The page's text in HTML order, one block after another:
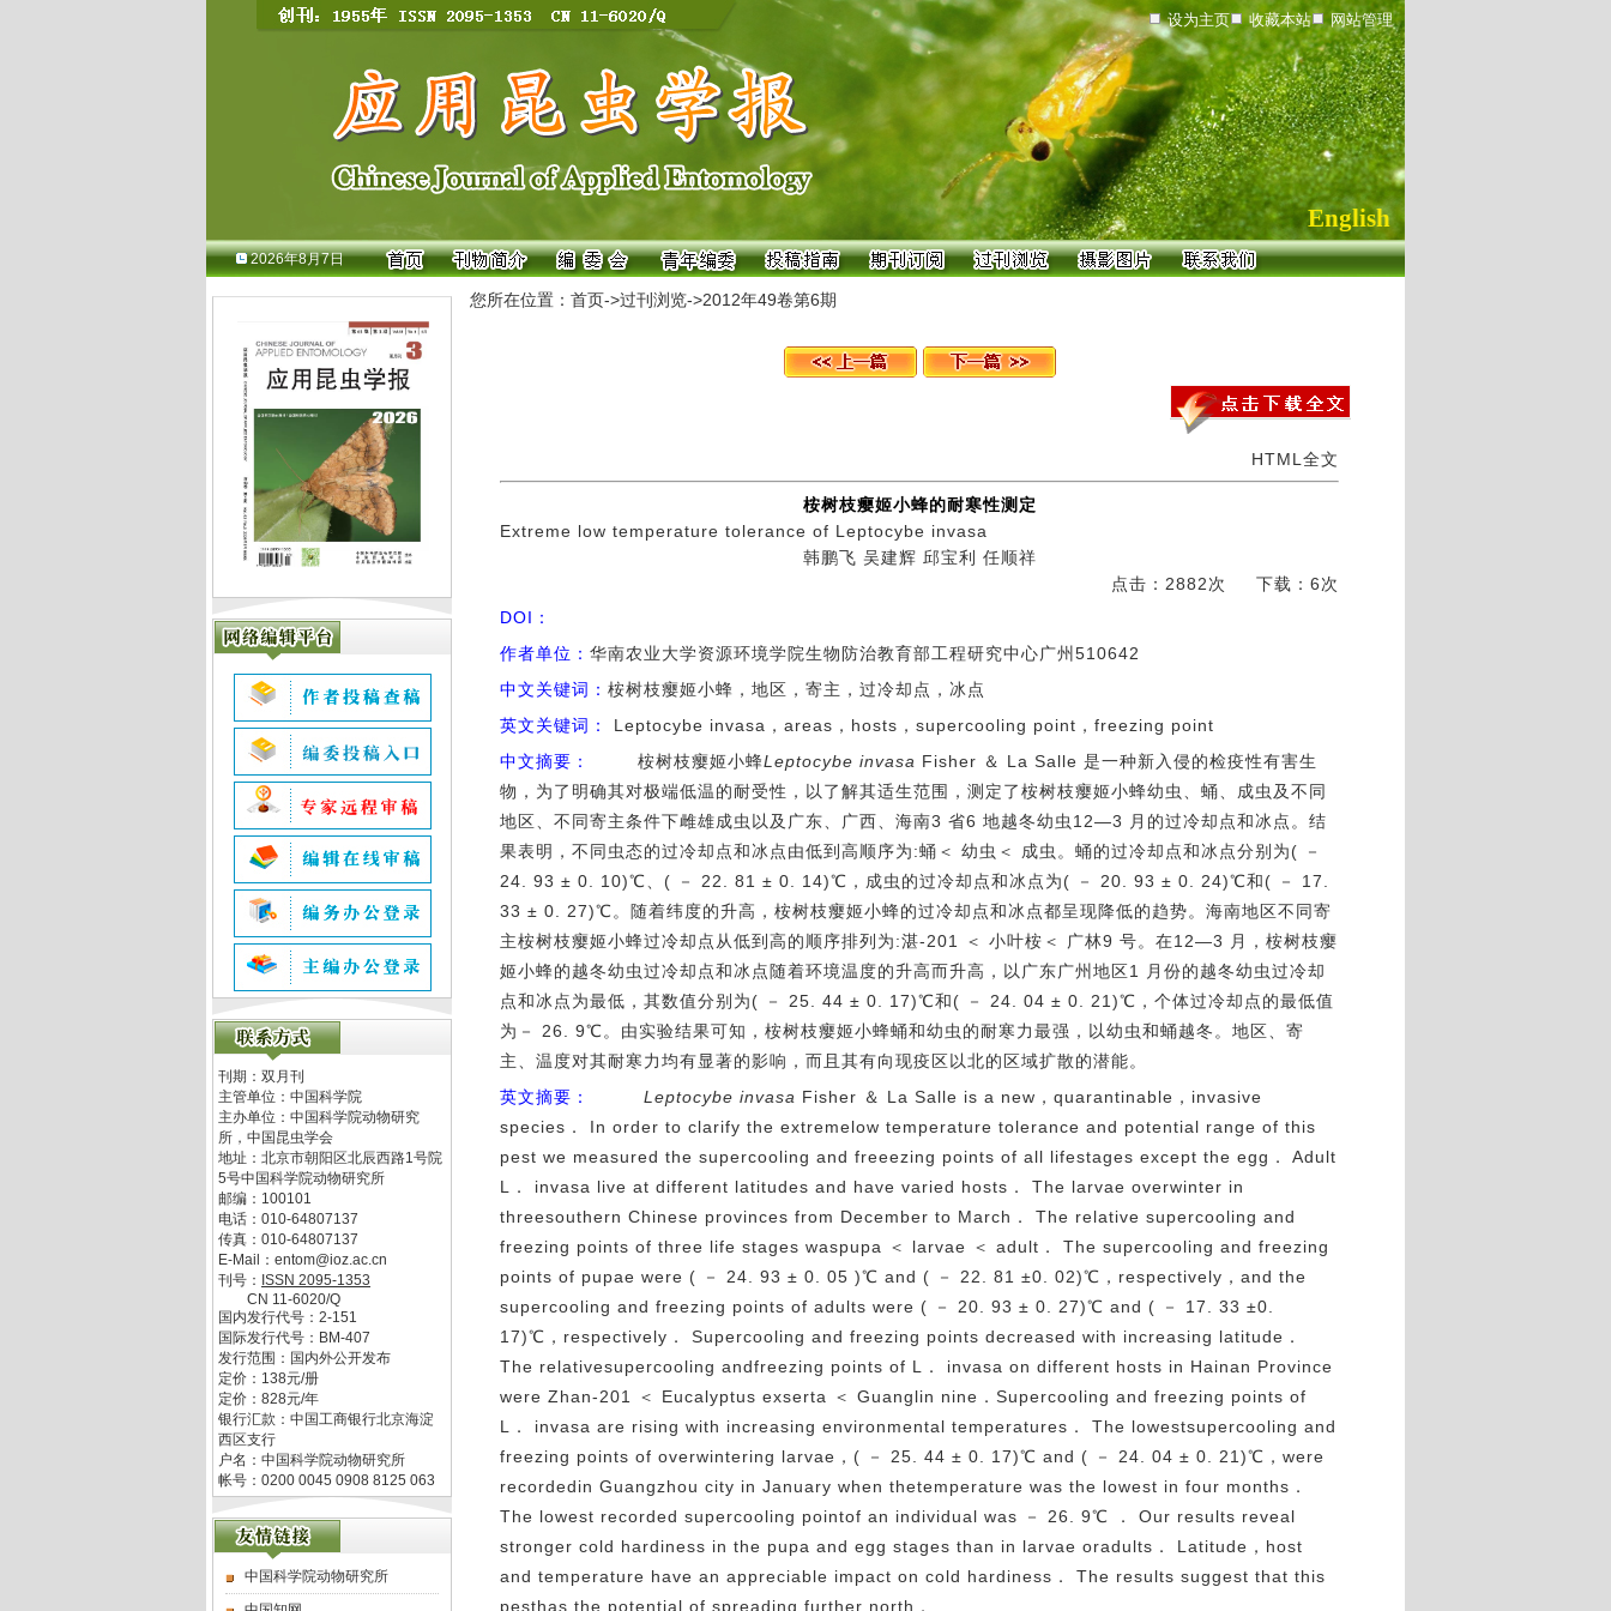
设为主页 收藏本站 网站管理
English
2026年8月7日
刊期：双月刊
主管单位： 中国科学院
主办单位： 中国科学院动物研究
所，中国昆虫学会
地址： 北京市朝阳区北辰西路1号院
5号中国科学院动物研究所
邮编： 100101
电话： 010-64807137
传真： 010-64807137
E-Mail： entom@ioz.ac.cn
刊号： ISSN 2095-1353
CN 11-6020/Q
国内发行代号： 2-151
国际发行代号： BM-407
发行范围：国内外公开发布
定价： 138元/册
定价： 828元/年
银行汇款：中国工商银行北京海淀
西区支行
户名：中国科学院动物研究所
帐号：0200 0045 0908 8125 063
中国科学院动物研究所
您所在位置： 首页->过刊浏览->2012年49卷第6期
HTML全文
桉树枝瘿姬小蜂的耐寒性测定
Extreme low temperature tolerance of Leptocybe invasa
韩鹏飞 吴建辉 邱宝利 任顺祥
点击：2882次
下载：6次
DOI：
作者单位： 华南农业大学资源环境学院生物防治教育部工程研究中心广州510642
中文关键词： 桉树枝瘿姬小蜂，地区，寄主，过冷却点，冰点
英文关键词：
Leptocybe invasa，areas，hosts，supercooling point，freezing point
中文摘要：
桉树枝瘿姬小蜂Leptocybe invasa Fisher ＆ La Salle 是一种新入侵的检疫性有害生
物，为了明确其对极端低温的耐受性，以了解其适生范围，测定了桉树枝瘿姬小蜂幼虫、蛹、成虫及不同
地区、不同寄主条件下雌雄成虫以及广东、广西、海南3 省6 地越冬幼虫12—3 月的过冷却点和冰点。结
果表明，不同虫态的过冷却点和冰点由低到高顺序为:蛹＜ 幼虫＜ 成虫。蛹的过冷却点和冰点分别为( －
24. 93 ± 0. 10)℃、( － 22. 81 ± 0. 14)℃，成虫的过冷却点和冰点为( － 20. 93 ± 0. 24)℃和( － 17.
33 ± 0. 27)℃。随着纬度的升高，桉树枝瘿姬小蜂的过冷却点和冰点都呈现降低的趋势。海南地区不同寄
主桉树枝瘿姬小蜂过冷却点从低到高的顺序排列为:湛-201 ＜ 小叶桉＜ 广林9 号。在12—3 月，桉树枝瘿
姬小蜂的越冬幼虫过冷却点和冰点随着环境温度的升高而升高，以广东广州地区1 月份的越冬幼虫过冷却
点和冰点为最低，其数值分别为( － 25. 44 ± 0. 17)℃和( － 24. 04 ± 0. 21)℃，个体过冷却点的最低值
为－ 26. 9℃。由实验结果可知，桉树枝瘿姬小蜂蛹和幼虫的耐寒力最强，以幼虫和蛹越冬。地区、寄
主、温度对其耐寒力均有显著的影响，而且其有向现疫区以北的区域扩散的潜能。
英文摘要：
Leptocybe invasa Fisher ＆ La Salle is a new，quarantinable，invasive
species． In order to clarify the extremelow temperature tolerance and potential range of this
pest we measured the supercooling and freeezing points of all lifestages except the egg． Adult
L． invasa live at different latitudes and have varied hosts． The larvae overwinter in
threesouthern Chinese provinces from December to March． The relative supercooling and
freezing points of three life stages waspupa ＜ larvae ＜ adult． The supercooling and freezing
points of pupae were ( － 24. 93 ± 0. 05 )℃ and ( － 22. 81 ±0. 02)℃，respectively，and the
supercooling and freezing points of adults were ( － 20. 93 ± 0. 27)℃ and ( － 17. 33 ±0.
17)℃，respectively． Supercooling and freezing points decreased with increasing latitude．
The relativesupercooling andfreezing points of L． invasa on different hosts in Hainan Province
were Zhan-201 ＜ Eucalyptus exserta ＜ Guanglin nine．Supercooling and freezing points of
L． invasa are rising with increasing environmental temperatures． The lowestsupercooling and
freezing points of overwintering larvae，( － 25. 44 ± 0. 17)℃ and ( － 24. 04 ± 0. 21)℃，were
recordedin Guangzhou city in January when thetemperature was the lowest in four months．
The lowest recorded supercooling pointof an individual was － 26. 9℃ ． Our results reveal
stronger cold hardiness in the pupa and egg stages than in larvae oradults． Latitude，host
and temperature have an appreciable impact on cold hardiness． The results suggest that this
pesthas the potential of spreading further north．